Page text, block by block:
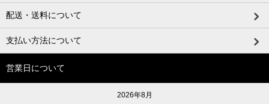
配送・送料について
支払い方法について
営業日について
2026年8月